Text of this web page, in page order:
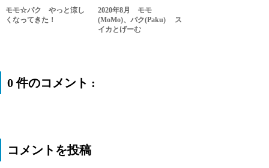
モモ☆パク やっと涼し
くなってきた！
2020年8月 モモ
(MoMo)、パク(Paku) ス
イカとげーむ
0 件のコメント :
コメントを投稿